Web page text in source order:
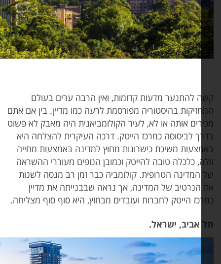
להתנער מדעות קדומות, ואין הרבה ערים בעולם
בהיסטוריה מפורסמת לרעה כמו מדיין. בין אם אתם
אותה או לא, לעיר הקולומביאנית היה מאבק לא פשוט
לביסוסה כמרכז הייטק. דרכה העיקרית להצלחה היא
משיכת כישרונות מחוץ למדינה באמצעות מחייה
כלכלה טובה להייטק וכמובן הנופים מעוררי ההשראה
המדינה הטרופית. קולומביה כבר זמן רב מנסה לשנות
הנרטיב של המדינה, אך נראה שבבנייתה את מדיין
הייטק לחברות ועובדים מבחוץ, היא סוף סוף מצליחה.
אביב, ישראל.